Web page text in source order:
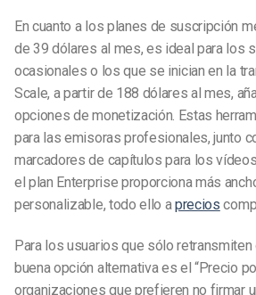
En cuanto a los planes de suscripción
de 39 dólares al mes, es ideal para los
ocasionales o los que se inician en la
Scale, a partir de 188 dólares al mes,
opciones de monetización. Estas
para las emisoras profesionales, junto
marcadores de capítulos para los
el plan Enterprise proporciona más
personalizable, todo ello aprecios
Para los usuarios que sólo retransmiten
buena opción alternativa es el “Precio
organizaciones que prefieren no firmar